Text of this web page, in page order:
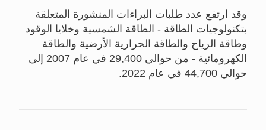
وقد ارتفع عدد طلبات البراءات المنشورة المتعلقة
بتكنولوجيات الطاقة - الطاقة الشمسية وخلايا الوقود
وطاقة الرياح والطاقة الحرارية الأرضية والطاقة
الكهرومائية - من حوالي 29,400 في عام 2007 إلى
حوالي 44,700 في عام 2022.